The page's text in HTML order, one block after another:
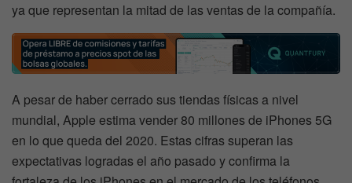
ya que representan la mitad de las ventas de la compañía.
A pesar de haber cerrado sus tiendas físicas a nivel
mundial, Apple estima vender 80 millones de iPhones 5G
en lo que queda del 2020. Estas cifras superan las
expectativas logradas el año pasado y confirma la